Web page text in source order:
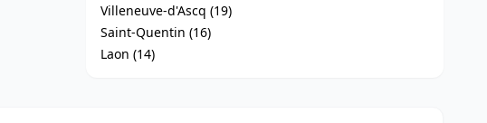
Villeneuve-d'Ascq (19)
Saint-Quentin (16)
Laon (14)